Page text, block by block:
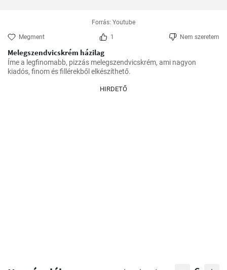
Forrás: Youtube
Megment 1 Nem szeretem
Melegszendvicskrém házilag
Íme a legfinomabb, pizzás melegszendvicskrém, ami nagyon
kiadós, finom és fillérekből elkészíthető.
HIRDETŐ